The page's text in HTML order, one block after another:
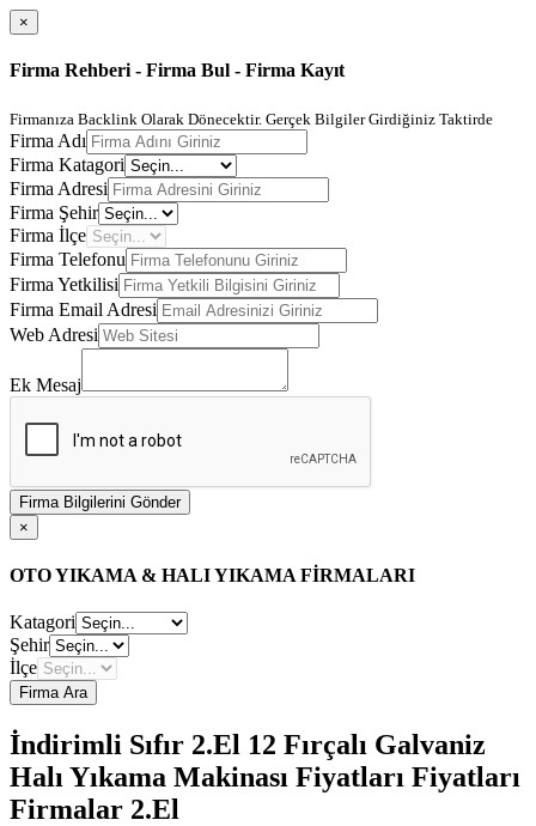
×
Firma Rehberi - Firma Bul - Firma Kayıt
Firmanıza Backlink Olarak Dönecektir. Gerçek Bilgiler Girdiğiniz Taktirde
Firma Adı
Firma Katagori
Firma Adresi
Firma Şehir
Firma İlçe
Firma Telefonu
Firma Yetkilisi
Firma Email Adresi
Web Adresi
Ek Mesaj
Firma Bilgilerini Gönder
×
OTO YIKAMA & HALI YIKAMA FİRMALARI
Katagori
Şehir
İlçe
Firma Ara
İndirimli Sıfır 2.El 12 Fırçalı Galvaniz
Halı Yıkama Makinası Fiyatları Fiyatları
Firmalar 2.El